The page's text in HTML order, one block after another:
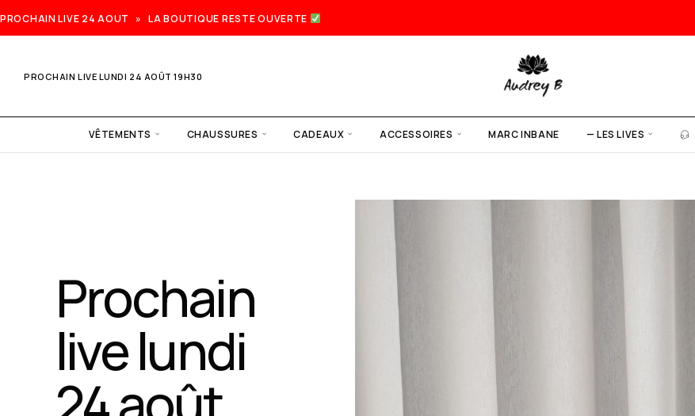
PROCHAIN LIVE 24 AOUT » LA BOUTIQUE RESTE OUVERTE
PROCHAIN LIVE LUNDI 24 AOÛT 19H30
VÊTEMENTS CHAUSSURES CADEAUX ACCESSOIRES MARC INBANE — LES LIVES
Prochain
live lundi